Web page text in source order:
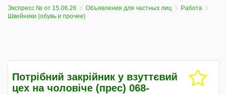
Экспресс № от 15.06.26 Объявления для частных лиц
Работа
Швейники (обувь и прочее)
Потрібний закрійник у взуттєвий
цех на чоловіче (прес) 068-